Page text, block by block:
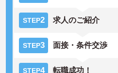
STEP2 求人のご紹介
STEP3 面接・条件交渉
STEP4 転職成功！